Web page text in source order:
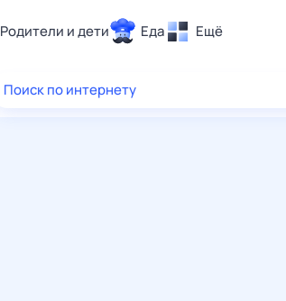
Родители и дети Еда Ещё
Здоровье
Поиск по интернету